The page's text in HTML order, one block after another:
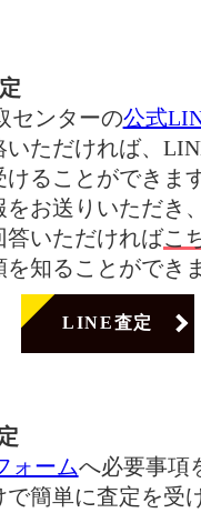
センターの公式
いただければ、
けることができま
をお送りいただき
答いただければこ
知ることができ
LINE査定
ォームへ必要事項
で簡単に査定を受